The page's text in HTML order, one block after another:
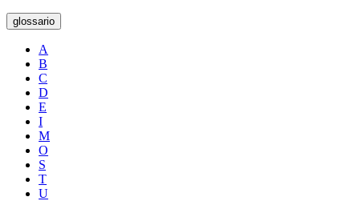
glossario
A
B
C
D
E
I
M
O
S
T
U